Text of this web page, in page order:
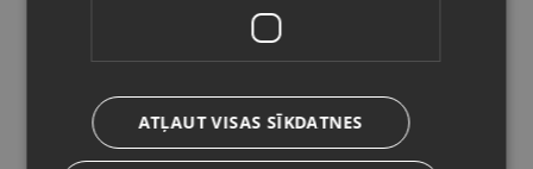
Stāvoklis Lietots (Garantija 6 mēneši)
60.00
2.73€/mēn.
Saglabāt
ATĻAUT VISAS SĪKDATNES